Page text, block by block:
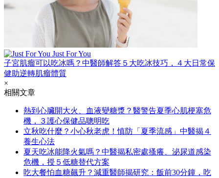
Just For You
子宮肌瘤可以吃冰嗎？中醫師解答５大吃冰技巧，４大日常保
健助逆轉肌瘤體質
×
相關文章
熱到心臟開大火、血液變糖漿？醫警告夏季心肌梗塞危
機，３護心保健品聰明吃
立秋吃什麼？小心秋老虎！慎防「夏季流感」中醫揭４
養生心法
夏天吃冰能降火氣嗎？中醫揭私密處搔癢、泌尿道感染
危機，授５低糖替代方案
吃大餐怕血糖飆升？減重醫師揭研究：飯前30分鐘，吃